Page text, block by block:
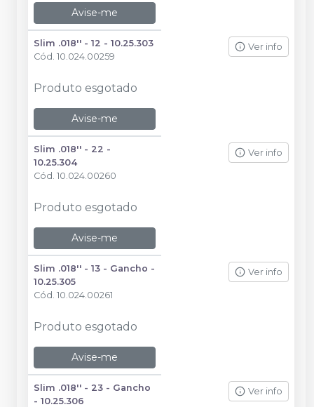
Avise-me
Slim .018'' - 12 - 10.25.303
Cód. 10.024.00259
Ver info
Produto esgotado
Avise-me
Slim .018'' - 22 -
10.25.304
Cód. 10.024.00260
Ver info
Produto esgotado
Avise-me
Slim .018'' - 13 - Gancho -
10.25.305
Cód. 10.024.00261
Ver info
Produto esgotado
Avise-me
Slim .018'' - 23 - Gancho
- 10.25.306
Ver info